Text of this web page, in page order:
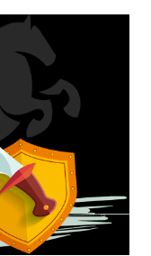
que funcionen bien
el fichero de
globales del
: using
[Serializable]
= 1; public string